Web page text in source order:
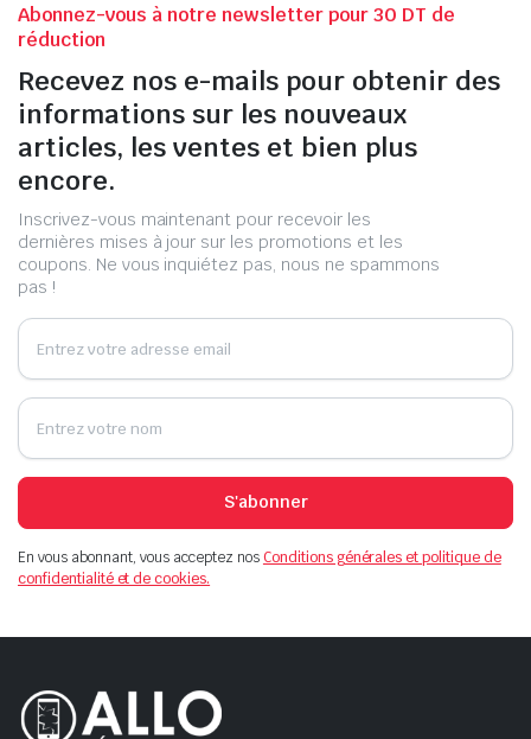
Abonnez-vous à notre newsletter pour 30 DT de
réduction
Recevez nos e-mails pour obtenir des
informations sur les nouveaux
articles, les ventes et bien plus
encore.
Inscrivez-vous maintenant pour recevoir les
dernières mises à jour sur les promotions et les
coupons. Ne vous inquiétez pas, nous ne spammons
pas !
S'abonner
En vous abonnant, vous acceptez nosConditions générales et politique de
confidentialité et de cookies.